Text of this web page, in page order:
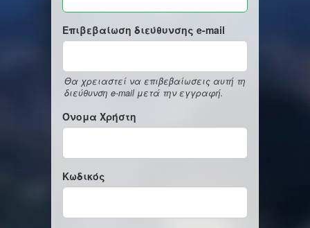
Επιβεβαίωση διεύθυνσης e-mail
Θα χρειαστεί να επιβεβαίωσεις αυτή τη
διεύθυνση e-mail μετά την εγγραφή.
Όνομα Χρήστη
Κωδικός